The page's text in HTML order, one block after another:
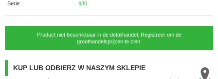
Serie:
930
Product niet beschikbaar in de detailhandel. Registreer om de
groothandelsprijzen te zien.
KUP LUB ODBIERZ W NASZYM SKLEPIE